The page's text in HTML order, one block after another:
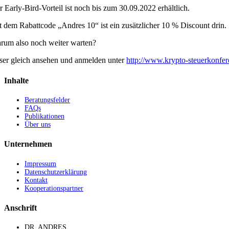
Early-Bird-Vorteil ist noch bis zum 30.09.2022 erhältlich.
dem Rabattcode „Andres 10“ ist ein zusätzlicher 10 % Discount drin.
also noch weiter warten?
gleich ansehen und anmelden unterhttp://www.krypto-
Inhalte
Beratungsfelder
FAQs
Publikationen
Über uns
Unternehmen
Impressum
Datenschutzerklärung
Kontakt
Kooperationspartner
Anschrift
DR. ANDRES